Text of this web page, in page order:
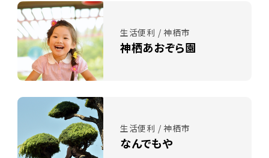
生活便利 / 神栖市
神栖あおぞら園
生活便利 / 神栖市
なんでもや